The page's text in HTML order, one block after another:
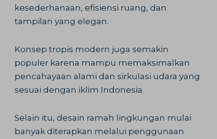
kesederhanaan, efisiensi ruang, dan
tampilan yang elegan.
Konsep tropis modern juga semakin
populer karena mampu memaksimalkan
pencahayaan alami dan sirkulasi udara yang
sesuai dengan iklim Indonesia.
Selain itu, desain ramah lingkungan mulai
banyak diterapkan melalui penggunaan